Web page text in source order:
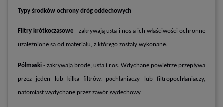
Typy środków ochrony dróg oddechowych
Filtry krótkoczasowe - zakrywają usta i nos a ich właściwości ochronne
uzależnione są od materiału, z którego zostały wykonane.
Półmaski - zakrywają brodę, usta i nos. Wdychane powietrze przepływa
przez jeden lub kilka filtrów, pochłaniaczy lub filtropochłaniaczy,
natomiast wydychane przez zawór wydechowy.